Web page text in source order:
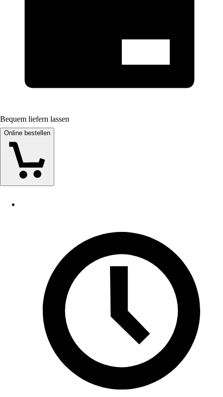
Bequem liefern lassen
Online bestellen